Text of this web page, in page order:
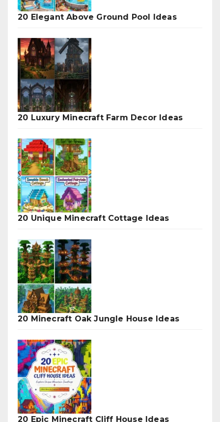
20 Elegant Above Ground Pool Ideas
20 Luxury Minecraft Farm Decor Ideas
20 Unique Minecraft Cottage Ideas
20 Minecraft Oak Jungle House Ideas
20 Epic Minecraft Cliff House Ideas